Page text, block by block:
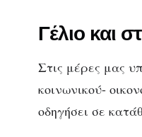
Γέλιο και
Στις μέρες μας
κοινωνικού-
οδηγήσει σε